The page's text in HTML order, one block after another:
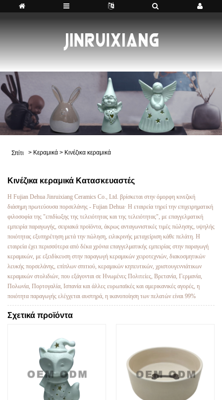
Σπίτι > Κεραμικά > Κινέζικα κεραμικά
Κινέζικα κεραμικά Κατασκευαστές
Η Fujian Dehua Jinruixiang Ceramics Co., Ltd. βρίσκεται στην όμορφη κινεζική
διάσημη πρωτεύουσα πορσελάνης - Fujian Dehua· Η εταιρεία τηρεί την επιχειρηματική
φιλοσοφία της "επιδίωξης της τελειότητας και της τελειότητας", με επαγγελματική
εμπειρία παραγωγής, σειριακά προϊόντα, άκρως ανταγωνιστικές τιμές πώλησης, υψηλής
ποιότητας εξυπηρέτηση μετά την πώληση, ειλικρινής μεταχείριση κάθε πελάτη. Η
εταιρεία έχει περισσότερα από δέκα χρόνια επαγγελματικής εμπειρίας στην παραγωγή
κεραμικών, με εξειδίκευση στην παραγωγή κεραμικών χειροτεχνιών, διακοσμητικών
λευκής πορσελάνης, επίπλων σπιτιού, κεραμικών κηπευτικών, χριστουγεννιάτικων
κεραμικών στολιδιών, που εξάγονται σε Ηνωμένες Πολιτείες, Βρετανία, Γερμανία,
Πολωνία, Πορτογαλία, Ισπανία και άλλες ευρωπαϊκές και αμερικανικές αγορές, η
ποιότητα παραγωγής ελέγχεται αυστηρά, η ικανοποίηση των πελατών είναι 99%
Σχετικά προϊόντα